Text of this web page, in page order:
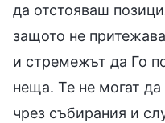
да отстояваш
защото не
и стремежът да Го
неща. Те не могат да
чрез събирания и